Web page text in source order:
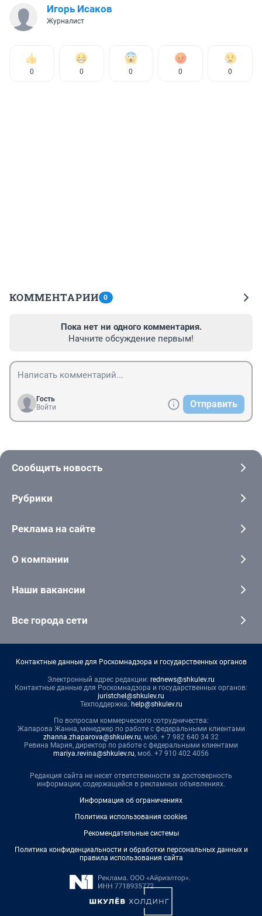
Игорь Исаков
Журналист
0 0 0 0 0
КОММЕНТАРИИ 0
Пока нет ни одного комментария.
Начните обсуждение первым!
Гость
Войти
Отправить
Сообщить новость
Рубрики
Реклама на сайте
О компании
Наши вакансии
Все города сети
Контактные данные для Роскомнадзора и государственных органов
Электронный адрес редакции: rednews@shkulev.ru
Контактные данные для Роскомнадзора и государственных органов:
juristchel@shkulev.ru
Техподдержка: help@shkulev.ru
По вопросам коммерческого сотрудничества:
Жапарова Жанна, менеджер по работе с федеральными клиентами
zhanna.zhaparova@shkulev.ru, моб. + 7 982 640 34 32
Ревина Мария, директор по работе с федеральными клиентами
mariya.revina@shkulev.ru, моб. +7 910 402 4056
Редакция сайта не несет ответственности за достоверность
информации, содержащейся в рекламных объявлениях.
Информация об ограничениях
Политика использования cookies
Рекомендательные системы
Политика конфиденциальности и обработки персональных данных и
правила использования сайта